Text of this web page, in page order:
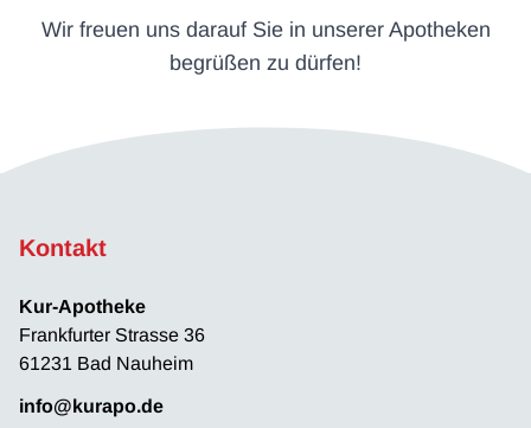
Wir freuen uns darauf Sie in unserer Apotheken
begrüßen zu dürfen!
Kontakt
Kur-Apotheke
Frankfurter Strasse 36
61231 Bad Nauheim
info@kurapo.de